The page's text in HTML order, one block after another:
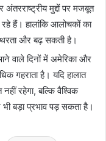
मुद्दों पर मजबूत
हैं। हालांकि आलोचकों का
और बढ़ सकती है।
वाले दिनों में अमेरिका और
गहराता है। यदि हालात
रहेगा, बल्कि वैश्विक
भी बड़ा प्रभाव पड़ सकता है।